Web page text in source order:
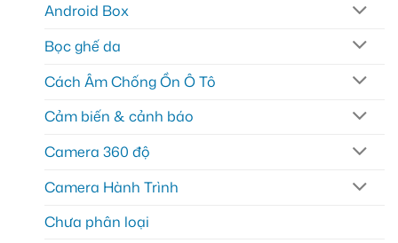
Android Box
Bọc ghế da
Cách Âm Chống Ồn Ô Tô
Cảm biến & cảnh báo
Camera 360 độ
Camera Hành Trình
Chưa phân loại